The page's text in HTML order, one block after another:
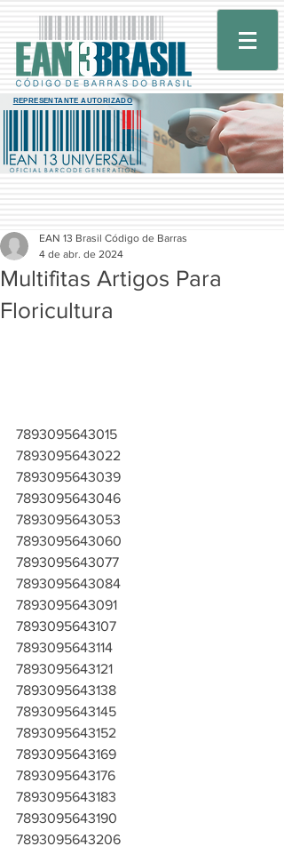
REPRESENTANTE AUTORIZADO
Multifitas Artigos Para
Floricultura
EAN 13 Brasil Código de Barras
4 de abr. de 2024
7893095643015
7893095643022
7893095643039
7893095643046
7893095643053
7893095643060
7893095643077
7893095643084
7893095643091
7893095643107
7893095643114
7893095643121
7893095643138
7893095643145
7893095643152
7893095643169
7893095643176
7893095643183
7893095643190
7893095643206